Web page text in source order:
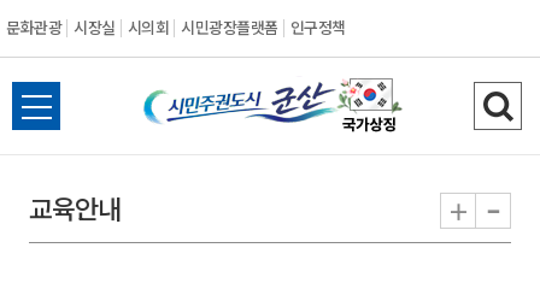
문화관광 시장실 시의회 시민광장플랫폼 인구정책
시
민
전
체
뉴
열
검
색
기
교육안내 + -